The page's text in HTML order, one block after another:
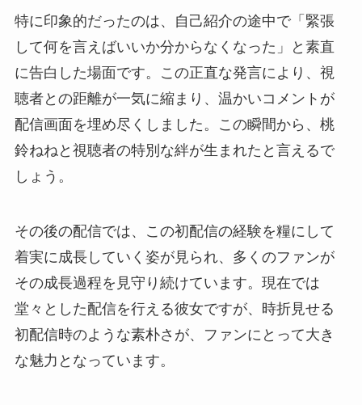
特に印象的だったのは、自己紹介の途中で「緊張
して何を言えばいいか分からなくなった」と素直
に告白した場面です。この正直な発言により、視
聴者との距離が一気に縮まり、温かいコメントが
配信画面を埋め尽くしました。この瞬間から、桃
鈴ねねと視聴者の特別な絆が生まれたと言えるで
しょう。
その後の配信では、この初配信の経験を糧にして
着実に成長していく姿が見られ、多くのファンが
その成長過程を見守り続けています。現在では
堂々とした配信を行える彼女ですが、時折見せる
初配信時のような素朴さが、ファンにとって大き
な魅力となっています。